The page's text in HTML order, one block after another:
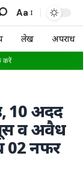
Aa
लेख अपराध
करें
10 अदद
व अवैध
02 नफर